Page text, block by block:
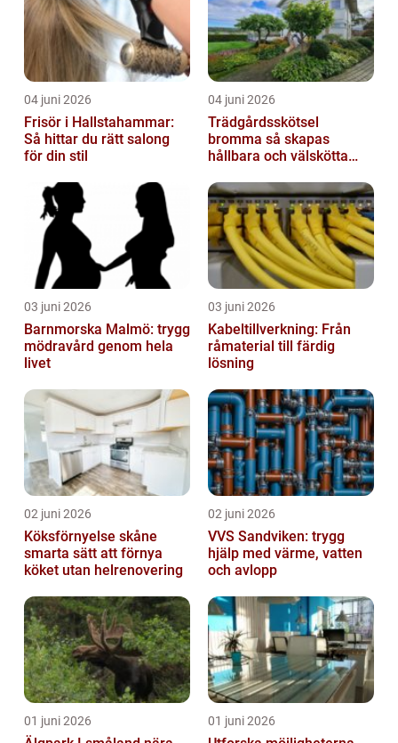
04 juni 2026
Frisör i Hallstahammar:
Så hittar du rätt salong
för din stil
04 juni 2026
Trädgårdsskötsel
bromma så skapas
hållbara och välskötta
03 juni 2026
Barnmorska Malmö: trygg
mödravård genom hela
livet
03 juni 2026
Kabeltillverkning: Från
råmaterial till färdig
lösning
02 juni 2026
Köksförnyelse skåne
smarta sätt att förnya
köket utan helrenovering
02 juni 2026
VVS Sandviken: trygg
hjälp med värme, vatten
och avlopp
01 juni 2026 01 juni 2026